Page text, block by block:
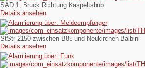
SAD 1, Bruck Richtung Kaspeltshub
Details ansehen
StStr 2150 zwischen B85 und Neukirchen-Balbini
Details ansehen